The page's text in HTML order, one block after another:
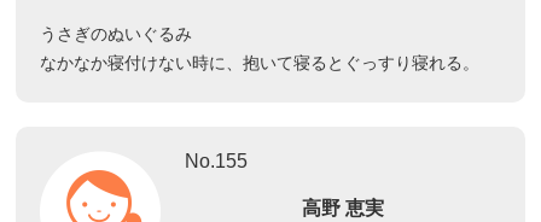
うさぎのぬいぐるみ
なかなか寝付けない時に、抱いて寝るとぐっすり寝れる。
No.155
高野 恵実